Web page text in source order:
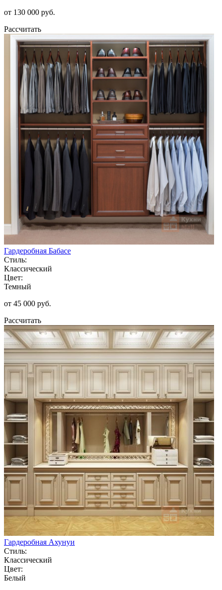
от 130 000 руб.
Рассчитать
Гардеробная Бабасе
Стиль:
Классический
Цвет:
Темный
от 45 000 руб.
Рассчитать
Гардеробная Ахунуи
Стиль:
Классический
Цвет:
Белый